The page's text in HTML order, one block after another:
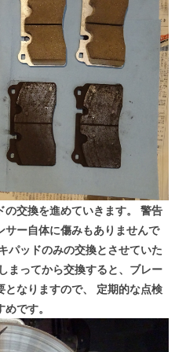
交換を進めていきます。
警告
ー自体に傷みもありませんで
パッドのみの交換とさせていた
まってから交換すると、ブレー
なりますので、
定期的な点検
です。